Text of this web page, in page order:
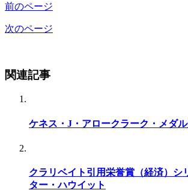
前のページ
次のページ
関連記事
ケネス・J・アロークラーク・メダ
クラリベイト引用栄誉賞（経済）シ
ター・ハウイット